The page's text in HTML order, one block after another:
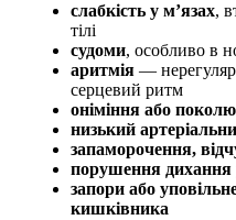
слабкість у м’язах,
тілі
судоми, особливо в
аритмія —
серцевий ритм
оніміння або
низький
запаморочення,
порушення дихання
запори або
кишківника